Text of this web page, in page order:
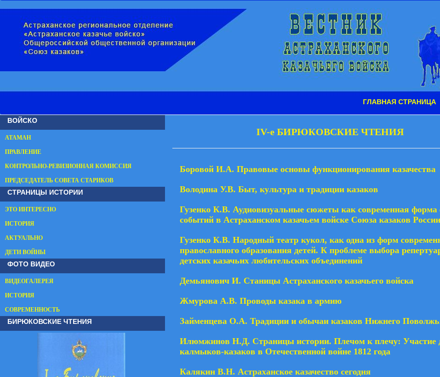
ГЛАВНАЯ СТРАНИЦА
ВОЙСКО
АТАМАН
ПРАВЛЕНИЕ
КОНТРОЛЬНО-РЕВИЗИОННАЯ КОМИССИЯ
ПРЕДСЕДАТЕЛЬ СОВЕТА СТАРИКОВ
СТРАНИЦЫ ИСТОРИИ
ЭТО ИНТЕРЕСНО
ИСТОРИЯ
АКТУАЛЬНО
ДЕТИ ВОЙНЫ
ФОТО ВИДЕО
ВИДЕОГАЛЕРЕЯ
ИСТОРИЯ
СОВРЕМЕННОСТЬ
БИРЮКОВСКИЕ ЧТЕНИЯ
IV-е БИРЮКОВСКИЕ ЧТЕНИЯ
Боровой И.А. Правовые основы функционирования казачества
Володина У.В. Быт, культура и традиции казаков
Гузенко К.В. Аудиовизуальные сюжеты как современная форма
событий в Астраханском казачьем войске Союза казаков России
Гузенко К.В. Народный театр кукол, как одна из форм
православного образования детей. К проблеме выбора
детских казачьих любительских объединений
Демьянович И. Станицы Астраханского казачьего войска
Жмурова А.В. Проводы казака в армию
Займенцева О.А. Традиции и обычаи казаков Нижнего
Илюмжинов Н.Д. Страницы истории. Плечом к плечу: Участие
калмыков-казаков в Отечественной войне 1812 года
Калякин В.Н. Астраханское казачество сегодня